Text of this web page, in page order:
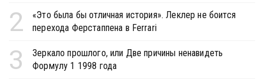
2
«Это была бы отличная история». Леклер не боится
перехода Ферстаппена в Ferrari
3
Зеркало прошлого, или Две причины ненавидеть
Формулу 1 1998 года